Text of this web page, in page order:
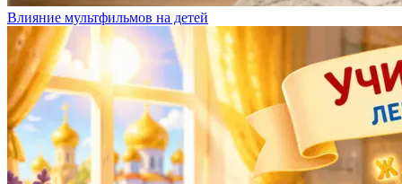
Влияние мультфильмов на детей